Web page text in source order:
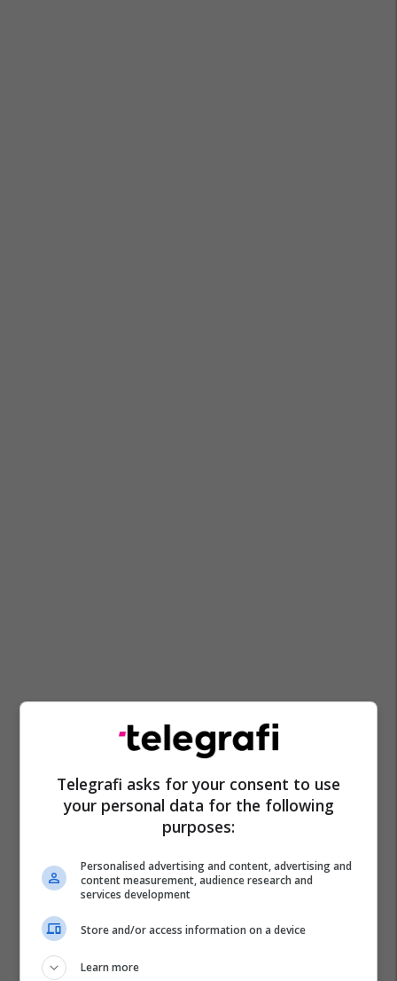
Telegrafi asks for your consent to use
your personal data for the following
purposes:
Personalised advertising and content, advertising and
content measurement, audience research and
services development
Store and/or access information on a device
Learn more